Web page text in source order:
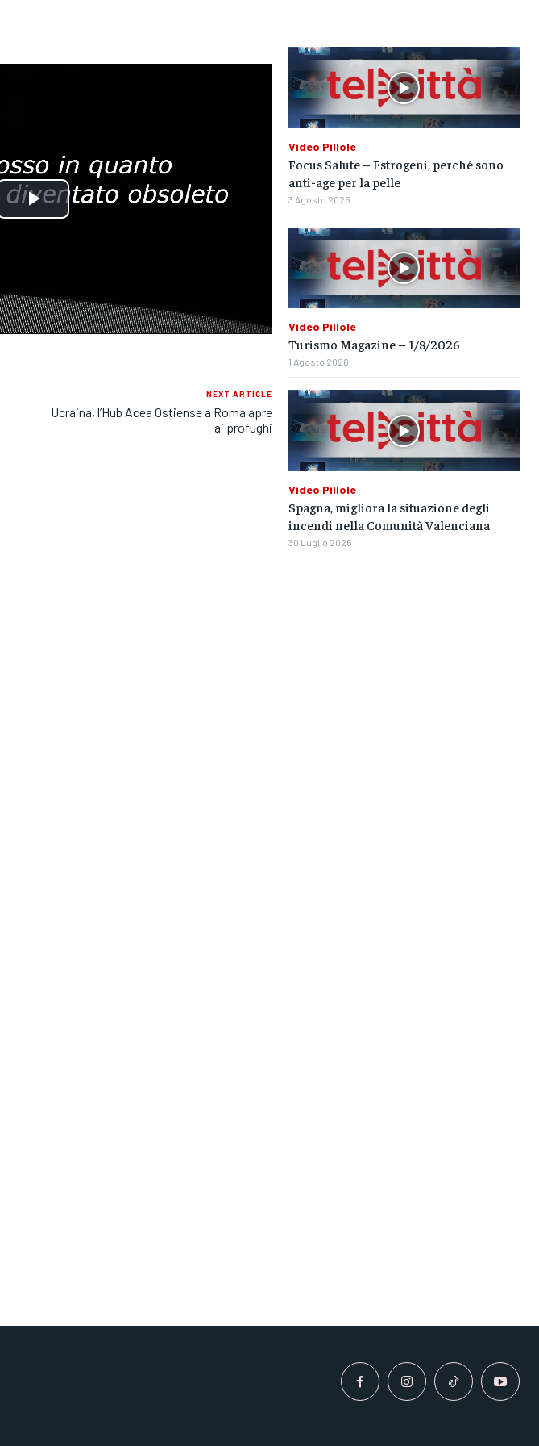
GRUPPO
CONTATTI
GRUPPO
CONTATTI
GRUPPO
CONTATTI
Play
NEXT ARTICLE
Ucraina, l’Hub Acea Ostiense a Roma apre
ai profughi
Video Pillole
Focus Salute – Estrogeni, perché sono
anti-age per la pelle
3 Agosto 2026
Video Pillole
Turismo Magazine – 1/8/2026
1 Agosto 2026
Video Pillole
Spagna, migliora la situazione degli
incendi nella Comunità Valenciana
30 Luglio 2026